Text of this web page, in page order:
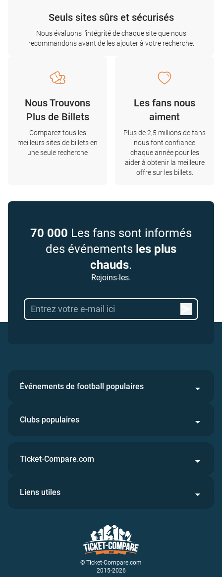
Seuls sites sûrs et sécurisés
Nous évaluons l'intégrité de chaque site que nous
recommandons avant de les ajouter à votre recherche.
Nous Trouvons
Plus de Billets
Comparez tous les
meilleurs sites de billets en
une seule recherche
Les fans nous
aiment
Plus de 2,5 millions de fans
nous font confiance
chaque année pour les
aider à obtenir la meilleure
offre sur les billets.
70 000 Les fans sont informés
des événements les plus
chauds.
Rejoins-les.
Événements de football populaires
Clubs populaires
© Ticket-Compare.com
2015-2026
Ticket-Compare.com
Liens utiles